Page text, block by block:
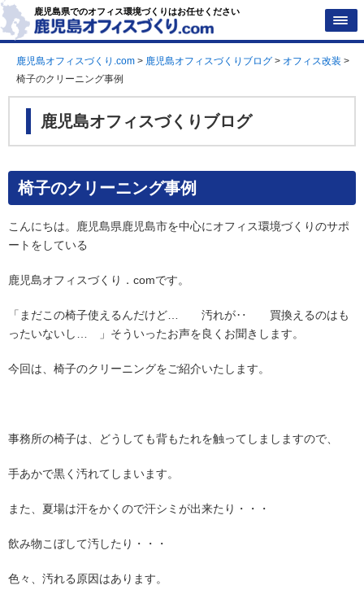
鹿児島県でのオフィス環境づくりはお任せください
鹿児島オフィスづくり.com > 鹿児島オフィスづくりブログ > オフィス改装 >
椅子のクリーニング事例
鹿児島オフィスづくりブログ
椅子のクリーニング事例
こんにちは。鹿児島県鹿児島市を中心にオフィス環境づくりのサポ
ートをしている
鹿児島オフィスづくり．comです。
「まだこの椅子使えるんだけど… 汚れが‥ 買換えるのはも
ったいないし… 」そういったお声を良くお聞きします。
今回は、椅子のクリーニングをご紹介いたします。
事務所の椅子は、どうしても背もたれを触ってしましますので、
手あかで黒く汚れてしまいます。
また、夏場は汗をかくので汗シミが出来たり・・・
飲み物こぼして汚したり・・・
色々、汚れる原因はあります。